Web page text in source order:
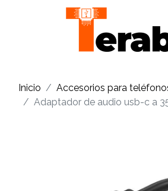
Inicio
Accesorios para
Adaptador de audio usb-c a